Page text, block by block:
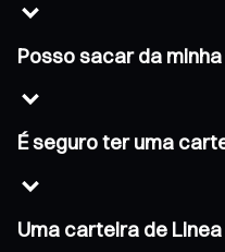
Posso sacar da
É seguro ter uma
Uma carteira de